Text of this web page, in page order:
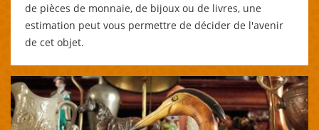
de pièces de monnaie, de bijoux ou de livres, une
estimation peut vous permettre de décider de l'avenir
de cet objet.